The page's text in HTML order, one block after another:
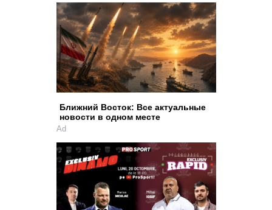
Ближний Восток: Все актуальные
новости в одном месте
Ad